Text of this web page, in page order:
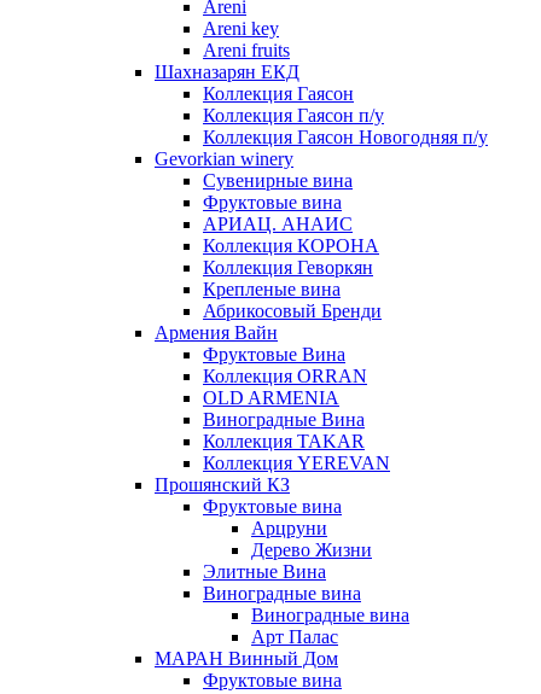
Areni
Areni key
Areni fruits
Шахназарян ЕКД
Коллекция Гаясон
Коллекция Гаясон п/у
Коллекция Гаясон Новогодняя п/у
Gevorkian winery
Сувенирные вина
Фруктовые вина
АРИАЦ. АНАИС
Коллекция КОРОНА
Коллекция Геворкян
Крепленые вина
Абрикосовый Бренди
Армения Вайн
Фруктовые Вина
Коллекция ORRAN
OLD ARMENIA
Виноградные Вина
Коллекция TAKAR
Коллекция YEREVAN
Прошянский КЗ
Фруктовые вина
Арцруни
Дерево Жизни
Элитные Вина
Виноградные вина
Виноградные вина
Арт Палас
МАРАН Винный Дом
Фруктовые вина